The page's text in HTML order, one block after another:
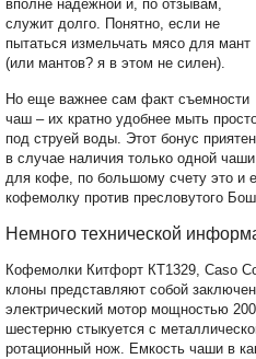
вполне надежной и, по отзывам,
служит долго. Понятно, если не
пытаться измельчать мясо для мант
(или мантов? я в этом не силен).
Но еще важнее сам факт съемности
чаш – их кратно удобнее мыть
под струей воды. Этот бонус
в случае наличия только одной чаши
для кофе, по большому счету это и
кофемолку против пресловутого
Немного технической
Кофемолки Китфорт КТ1329, Caso
клоны представляют собой
электрический мотор мощностью
шестерню стыкуется с
ротационный нож. Емкость чаши в